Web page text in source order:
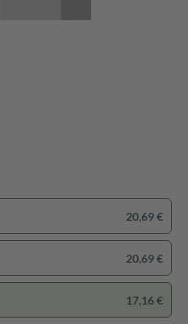
20,69 €
20,69 €
17,16 €